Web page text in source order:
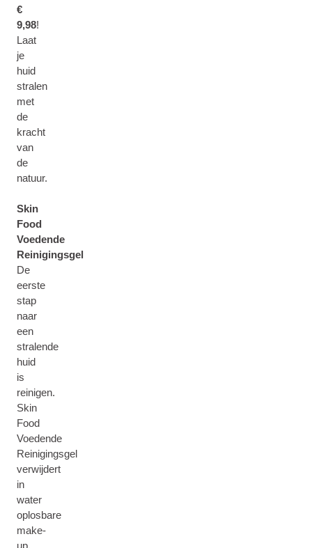
€
9,98!
Laat
je
huid
stralen
met
de
kracht
van
de
natuur.
Skin
Food
Voedende
Reinigingsgel
De
eerste
stap
naar
een
stralende
huid
is
reinigen.
Skin
Food
Voedende
Reinigingsgel
verwijdert
in
water
oplosbare
make-
up,